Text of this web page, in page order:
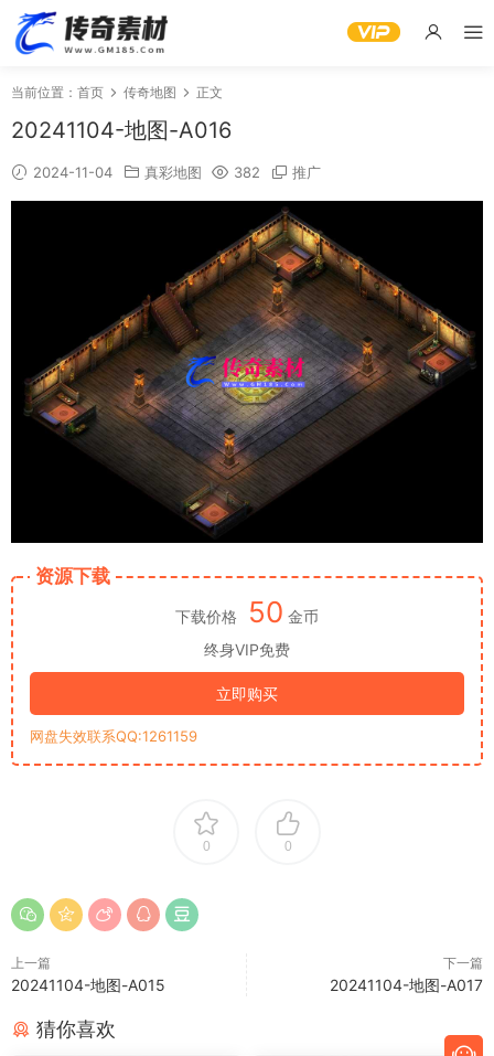
当前位置： 首页 传奇地图 正文
20241104-地图-A016
2024-11-04 真彩地图 382 推广
资源下载
下载价格 50 金币
终身VIP免费
立即购买
网盘失效联系QQ:1261159
0 0
上一篇
20241104-地图-A015
下一篇
20241104-地图-A017
猜你喜欢